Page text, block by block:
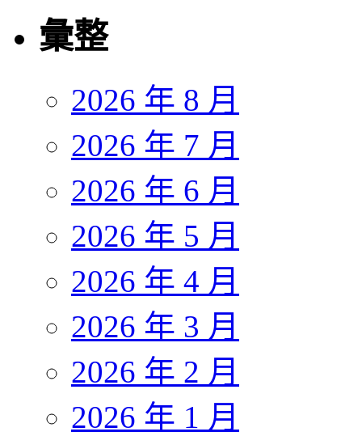
彙整
2026 年 8 月
2026 年 7 月
2026 年 6 月
2026 年 5 月
2026 年 4 月
2026 年 3 月
2026 年 2 月
2026 年 1 月